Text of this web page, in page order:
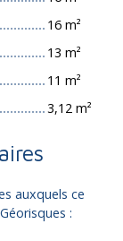
16 m²
13 m²
11 m²
3,12 m²
auxquels ce
: